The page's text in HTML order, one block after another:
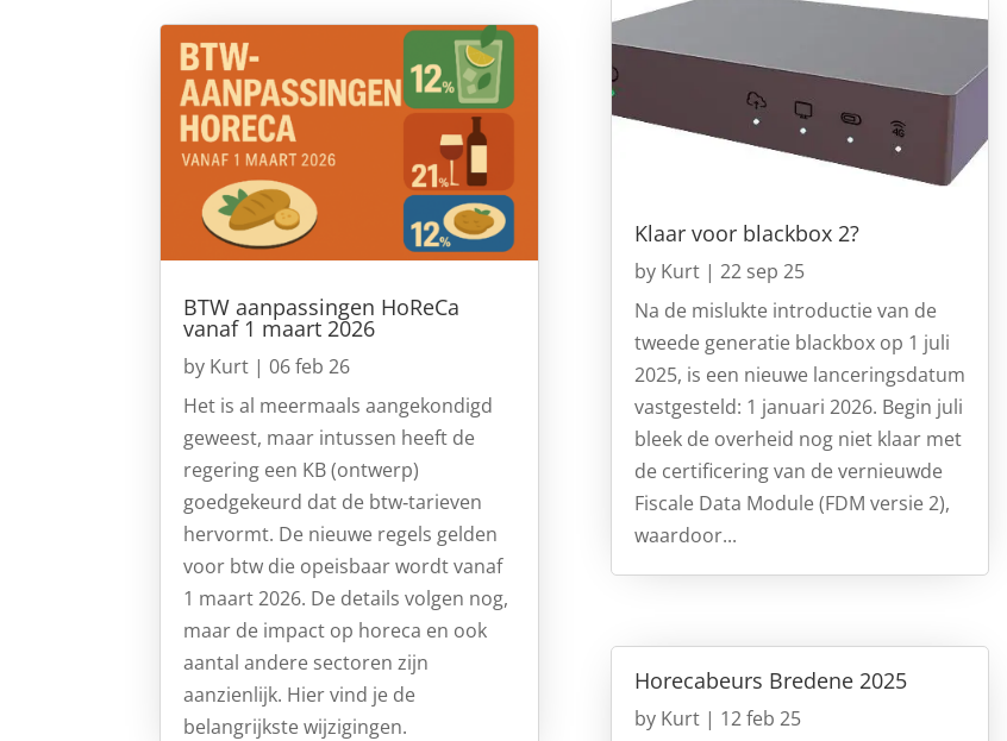
BTW aanpassingen HoReCa
vanaf 1 maart 2026
by Kurt |06 feb 26
Het is al meermaals aangekondigd
geweest, maar intussen heeft de
regering een KB (ontwerp)
goedgekeurd dat de btw‑tarieven
hervormt. De nieuwe regels gelden
voor btw die opeisbaar wordt vanaf
1 maart 2026. De details volgen nog,
maar de impact op horeca en ook
aantal andere sectoren zijn
aanzienlijk. Hier vind je de
belangrijkste wijzigingen.
Klaar voor blackbox 2?
by Kurt| 22 sep 25
Na de mislukte introductie van de
tweede generatie blackbox op 1 juli
2025, is een nieuwe lanceringsdatum
vastgesteld: 1 januari 2026. Begin juli
bleek de overheid nog niet klaar met
de certificering van de vernieuwde
Fiscale Data Module (FDM versie 2),
waardoor...
Horecabeurs Bredene 2025
by Kurt| 12 feb 25